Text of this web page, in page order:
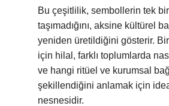
Bu çeşitlilik, sembollerin tek
taşımadığını, aksine kültürel
yeniden üretildiğini gösterir.
için hilal, farklı toplumlarda
ve hangi ritüel ve kurumsal
şekillendiğini anlamak için
nesnesidir.